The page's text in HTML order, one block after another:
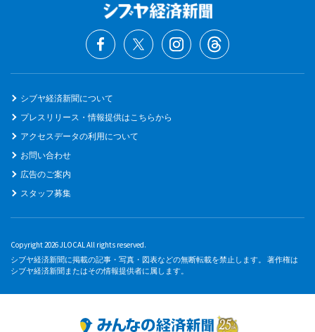
シブヤ経済新聞について
プレスリリース・情報提供はこちらから
アクセスデータの利用について
お問い合わせ
広告のご案内
スタッフ募集
Copyright 2026 JLOCAL All rights reserved.
シブヤ経済新聞に掲載の記事・写真・図表などの無断転載を禁止します。 著作権は
シブヤ経済新聞またはその情報提供者に属します。